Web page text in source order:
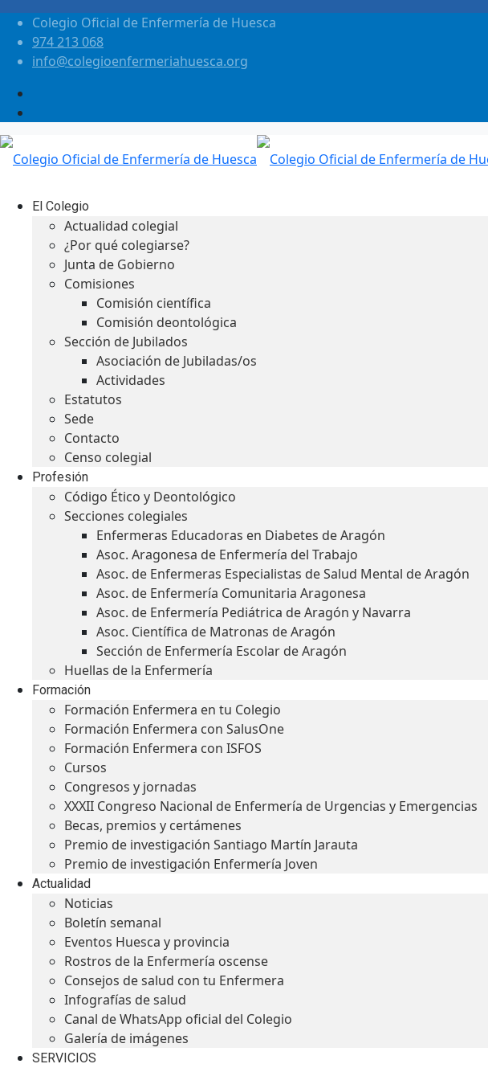
Colegio Oficial de Enfermería de Huesca
974 213 068
info@colegioenfermeriahuesca.org
El Colegio
Actualidad colegial
¿Por qué colegiarse?
Junta de Gobierno
Comisiones
Comisión científica
Comisión deontológica
Sección de Jubilados
Asociación de Jubiladas/os
Actividades
Estatutos
Sede
Contacto
Censo colegial
Profesión
Código Ético y Deontológico
Secciones colegiales
Enfermeras Educadoras en Diabetes de Aragón
Asoc. Aragonesa de Enfermería del Trabajo
Asoc. de Enfermeras Especialistas de Salud Mental de Aragón
Asoc. de Enfermería Comunitaria Aragonesa
Asoc. de Enfermería Pediátrica de Aragón y Navarra
Asoc. Científica de Matronas de Aragón
Sección de Enfermería Escolar de Aragón
Huellas de la Enfermería
Formación
Formación Enfermera en tu Colegio
Formación Enfermera con SalusOne
Formación Enfermera con ISFOS
Cursos
Congresos y jornadas
XXXII Congreso Nacional de Enfermería de Urgencias y Emergencias
Becas, premios y certámenes
Premio de investigación Santiago Martín Jarauta
Premio de investigación Enfermería Joven
Actualidad
Noticias
Boletín semanal
Eventos Huesca y provincia
Rostros de la Enfermería oscense
Consejos de salud con tu Enfermera
Infografías de salud
Canal de WhatsApp oficial del Colegio
Galería de imágenes
SERVICIOS